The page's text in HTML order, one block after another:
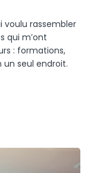
voulu rassembler
qui m’ont
: formations,
seul endroit.